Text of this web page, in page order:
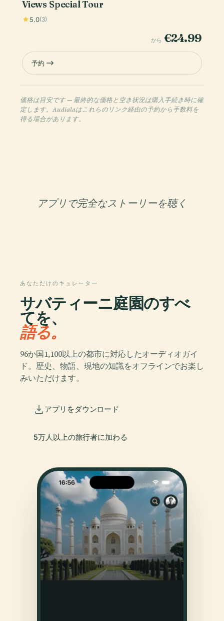
Views Special Tour
5.0(3)
から €24.99
予約
価格は目安です — 最終的な価格と空き状況は購入手続き時に確
定します。Audialaはこれらのリンク経由の予約から手数料を
得る場合があります。
アプリで完全なストーリーを聴く
あなただけのキュレーター
サバティーニ庭園のすべ
てを、
語る。
96か国1,100以上の都市に対応したオーディオガイ
ド。歴史、物語、現地の知識をオフラインでお楽し
みいただけます。
アプリをダウンロード
5万人以上の旅行者に加わる